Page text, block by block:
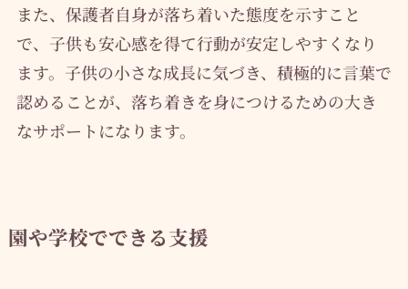
また、保護者自身が落ち着いた態度を示すこと
で、子供も安心感を得て行動が安定しやすくなり
ます。子供の小さな成長に気づき、積極的に言葉で
認めることが、落ち着きを身につけるための大き
なサポートになります。
園や学校でできる支援